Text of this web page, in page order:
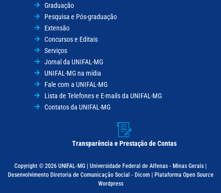
Graduação
Pesquisa e Pós-graduação
Extensão
Concursos e Editais
Serviços
Jornal da UNIFAL-MG
UNIFAL-MG na mídia
Fale com a UNIFAL-MG
Lista de Telefones e E-mails da UNIFAL-MG
Contatos da UNIFAL-MG
Transparência e Prestação de Contas
Copyright © 2026 UNIFAL-MG | Universidade Federal de Alfenas - Minas Gerais |
Desenvolvimento Diretoria de Comunicação Social - Dicom | Plataforma Open Source
Wordpress